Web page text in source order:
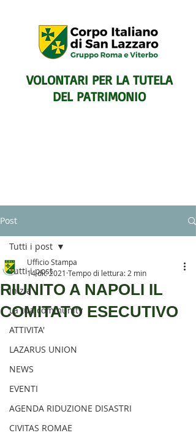
VOLONTARI PER LA TUTELA
DEL PATRIMONIO
E PER L'ASSISTENZA E IL
SOCCORSO DEGLI ESCURSIONISTI
SENTIERISTICO, ARCHEOLOGICO,
PAESAGGISTICO
E PER L'ASSISTENZA E IL
SOCCORSO DEGLI ESCURSIONISTI
Post
Tutti i post
Inizia
La tua community
ATTIVITA'
LAZARUS UNION
NEWS
EVENTI
AGENDA RIDUZIONE DISASTRI
CIVITAS ROMAE
Tutti i post
RIUNITO A NAPOLI IL
COMITATO ESECUTIVO
Ufficio Stampa
14 dic 2021 Tempo di lettura: 2 min